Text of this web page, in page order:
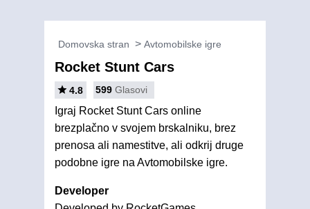
Domovska stran Avtomobilske igre
Rocket Stunt Cars
4.8 599 Glasovi
Igraj Rocket Stunt Cars online
brezplačno v svojem brskalniku, brez
prenosa ali namestitve, ali odkrij druge
podobne igre na Avtomobilske igre.
Developer